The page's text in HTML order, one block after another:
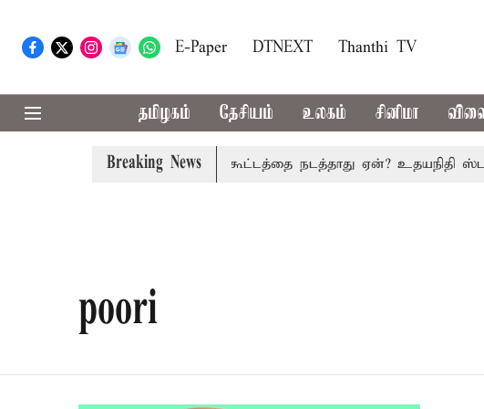
E-Paper DTNEXT Thanthi TV
தமிழகம் தேசியம் உலகம் சினிமா
Breaking News
தமிழகத்தில் அனைத்து கட்சி கூட்டத்தை நடத்தாது ஏன்? உதயநிதி
poori